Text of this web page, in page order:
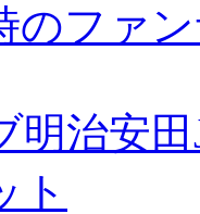
のファ
明治安
ト